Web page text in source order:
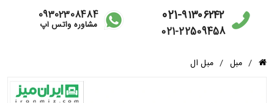
021-۹۱۳۰۶۲۴۲
021-22509458
09302308484
مشاوره واتس آپ
/ مبل / مبل ال